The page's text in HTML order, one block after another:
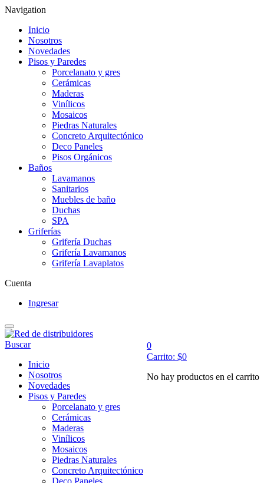
Navigation
Inicio
Nosotros
Novedades
Pisos y Paredes
Porcelanato y gres
Cerámicas
Maderas
Vinílicos
Mosaicos
Piedras Naturales
Concreto Arquitectónico
Deco Paneles
Pisos Orgánicos
Baños
Lavamanos
Sanitarios
Muebles de baño
Duchas
SPA
Griferías
Grifería Duchas
Grifería Lavamanos
Grifería Lavaplatos
Cuenta
Ingresar
0
Carrito: $0
No hay productos en el carrito
Buscar
Inicio
Nosotros
Novedades
Pisos y Paredes
Porcelanato y gres
Cerámicas
Maderas
Vinílicos
Mosaicos
Piedras Naturales
Concreto Arquitectónico
Deco Paneles